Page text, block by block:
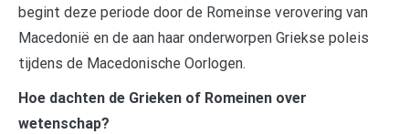
begint deze periode door de Romeinse verovering van
Macedonië en de aan haar onderworpen Griekse poleis
tijdens de Macedonische Oorlogen.
Hoe dachten de Grieken of Romeinen over
wetenschap?